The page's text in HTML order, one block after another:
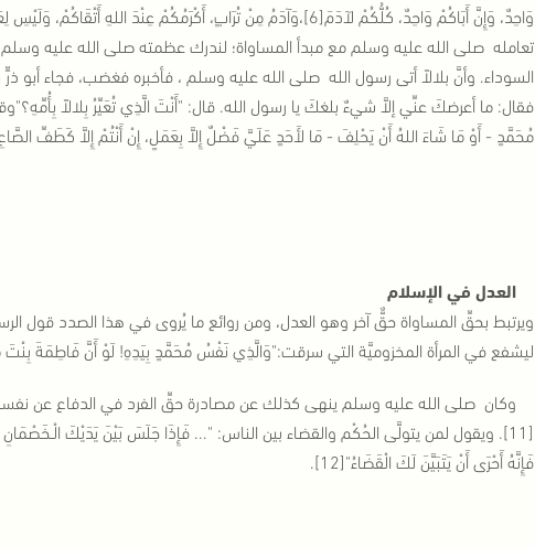
تعامله صلى الله عليه وسلم مع مبدأ المساواة؛ لندرك عظمته صلى الله عليه وسلم ،
السوداء. وأنَّ بلالاً أتى رسول الله صلى الله عليه وسلم ، فأخبره فغضب، فجاء أبو
فقال: ما أعرضكَ عنِّي إلاَّ شيءٌ بلغكَ يا رسول الله. قال: "أَنْتَ الَّذِي تُعَيِّرُ بِلالاً
مُحَمَّدٍ - أَوْ مَا شَاءَ اللهُ أَنْ يَحْلِفَ - مَا لأَحَدٍ عَلَيَّ فَضْلٌ إِلاَّ بِعَمَلٍ، إِنْ أَنْتُمْ إِلاَّ كَطَفِّ
العدل في الإسلام
ويرتبط بحقِّ المساواة حقٌّ آخر وهو العدل، ومن روائع ما يُروى في هذا الصدد قول
ليشفع في المرأة المخزوميَّة التي سرقت:"وَالَّذِي نَفْسُ مُحَمَّدٍ بِيَدِهِ! لَوْ أَنَّ فَاطِمَةَ
وكان صلى الله عليه وسلم ينهى كذلك عن مصادرة حقِّ الفرد في الدفاع عن نفسه
[11]. ويقول لمن يتولَّى الحُكْم والقضاء بين الناس: "... فَإِذَا جَلَسَ بَيْنَ يَدَيْكَ
فَإِنَّهُ أَحْرَى أَنْ يَتَبَيَّنَ لَكَ الْقَضَاءُ"[12].